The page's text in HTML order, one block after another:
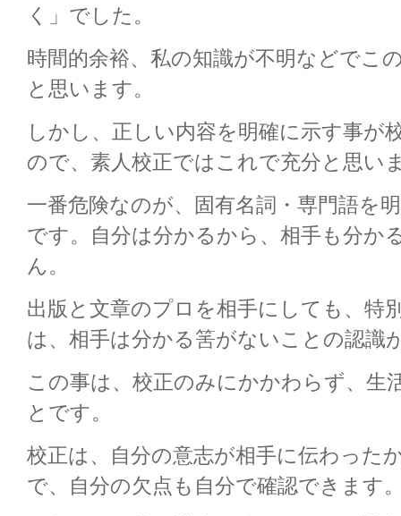
く」でした。
時間的余裕、私の知識が不明などでこ
と思います。
しかし、正しい内容を明確に示す事が
ので、素人校正ではこれで充分と思い
一番危険なのが、固有名詞・専門語を
です。自分は分かるから、相手も分か
ん。
出版と文章のプロを相手にしても、特
は、相手は分かる筈がないことの認識
この事は、校正のみにかかわらず、生
とです。
校正は、自分の意志が相手に伝わった
で、自分の欠点も自分で確認できます